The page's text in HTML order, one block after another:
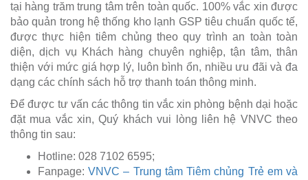
tại hàng trăm trung tâm trên toàn quốc. 100% vắc xin được
bảo quản trong hệ thống kho lạnh GSP tiêu chuẩn quốc tế,
được thực hiện tiêm chủng theo quy trình an toàn toàn
diện, dịch vụ Khách hàng chuyên nghiệp, tận tâm, thân
thiện với mức giá hợp lý, luôn bình ổn, nhiều ưu đãi và đa
dạng các chính sách hỗ trợ thanh toán thông minh.
Để được tư vấn các thông tin vắc xin phòng bệnh dại hoặc
đặt mua vắc xin, Quý khách vui lòng liên hệ VNVC theo
thông tin sau:
Hotline: 028 7102 6595;
Fanpage: VNVC – Trung tâm Tiêm chủng Trẻ em và